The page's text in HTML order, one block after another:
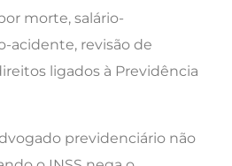
morte, salário-
acidente, revisão de
ligados à Previdência
previdenciário não